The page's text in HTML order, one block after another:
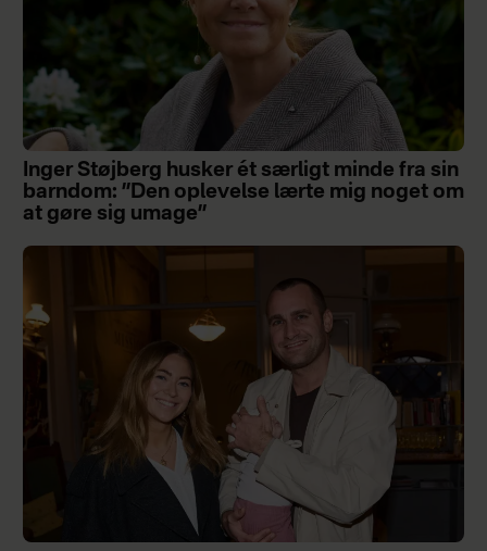
Inger Støjberg husker ét særligt minde fra sin
barndom: ”Den oplevelse lærte mig noget om
at gøre sig umage”